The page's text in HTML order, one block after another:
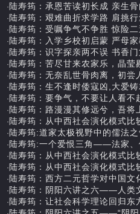
· 陆寿筠：承恩苦读初长成 亲生
· 陆寿筠：艰难曲折求学路 肩挑
· 陆寿筠：受嘱争气不争胜 惊险
· 陆寿筠：入学乡校初启蒙 严母
· 陆寿筠：识字探亲两不误 书香
· 陆寿筠：苦尽甘来农家乐，晶
· 陆寿筠：无奈乱世骨肉离，初
· 陆寿筠：生不逢时倭寇凶,大爱
· 陆寿筠：要争气，不要让人看
· 陆寿筠：路漫漫其修远兮，吾
· 陆寿筠：从中西社会演化模式
· 陆寿筠:道家太极视野中的儒法
· 陆寿筠:一个爱恨三角——法家
· 陆寿筠：从中西社会演化模式
· 陆寿筠：从中西社会演化模式
· 陆寿筠：西方二元哲学对中国
· 陆寿筠：阴阳六讲之六——人类
· 陆寿筠：让社会科学理论回归